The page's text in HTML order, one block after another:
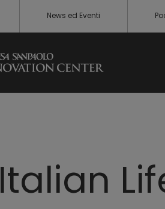
News ed Eventi
Italian